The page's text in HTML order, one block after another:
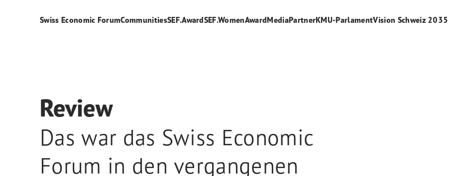
Swiss Economic ForumCommunitiesSEF.AwardSEF.WomenAwardMediaPartnerKMU-ParlamentVision Schweiz 2035
Review
Das war das Swiss Economic
Forum in den vergangenen